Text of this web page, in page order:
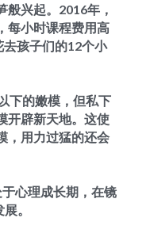
般兴起。2016年，
每小时课程费用高
孩子们的12个小
下的嫩模，但私下
开辟新天地。这使
，用力过猛的还会
心理成长期，在镜
。